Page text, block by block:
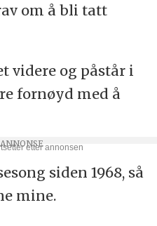
om å bli tatt
videre og påstår i
fornøyd med å
siden 1968, så
mine.